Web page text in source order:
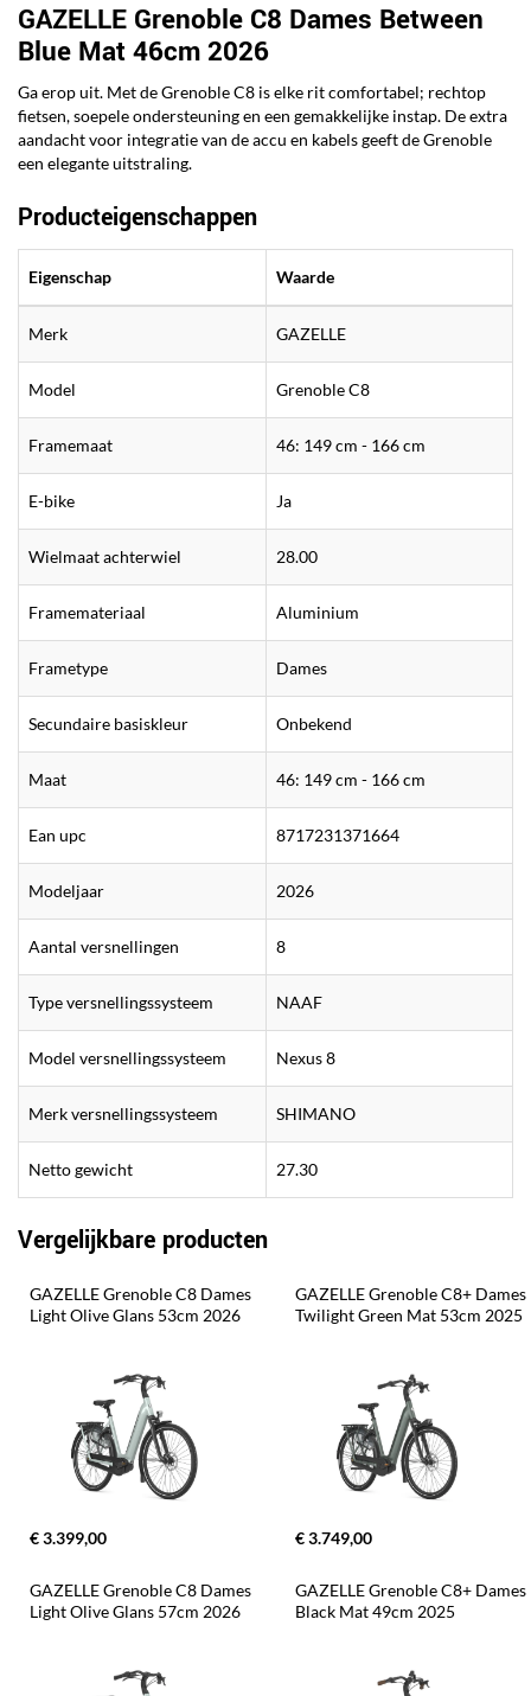
GAZELLE Grenoble C8 Dames Between
Blue Mat 46cm 2026
Ga erop uit. Met de Grenoble C8 is elke rit comfortabel; rechtop
fietsen, soepele ondersteuning en een gemakkelijke instap. De extra
aandacht voor integratie van de accu en kabels geeft de Grenoble
een elegante uitstraling.
Producteigenschappen
Eigenschap Waarde
Merk GAZELLE
Model Grenoble C8
Framemaat 46: 149 cm - 166 cm
E-bike Ja
Wielmaat achterwiel 28.00
Framemateriaal Aluminium
Frametype Dames
Secundaire basiskleur Onbekend
Maat 46: 149 cm - 166 cm
Ean upc 8717231371664
Modeljaar 2026
Aantal versnellingen 8
Type versnellingssysteem NAAF
Model versnellingssysteem Nexus 8
Merk versnellingssysteem SHIMANO
Netto gewicht 27.30
Vergelijkbare producten
GAZELLE Grenoble C8 Dames
Light Olive Glans 53cm 2026
€ 3.399,00
GAZELLE Grenoble C8+ Dames
Twilight Green Mat 53cm 2025
€ 3.749,00
GAZELLE Grenoble C8 Dames
Light Olive Glans 57cm 2026
GAZELLE Grenoble C8+ Dames
Black Mat 49cm 2025